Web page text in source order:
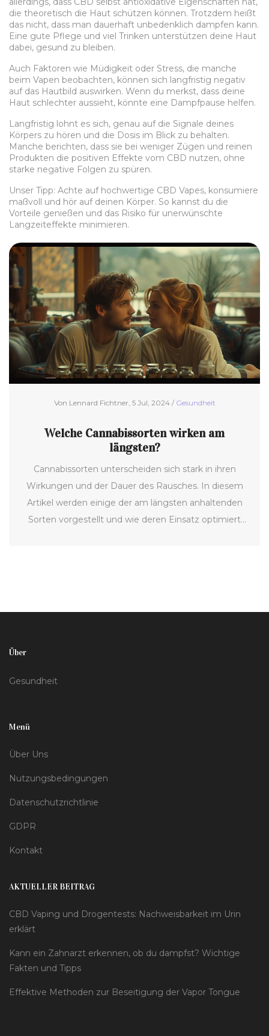
die theoretisch die Haut schützen können. Trotzdem heißt
das nicht, dass man dauerhaft unbedenklich dampfen kann.
Eine gute Pflege und viel Trinken unterstützen deine Haut
dabei, gesund zu bleiben.
Auch Faktoren wie Müdigkeit oder Stress, die manche
beim Vapen beobachten, können sich langfristig negativ
auf das Hautbild auswirken. Wenn du merkst, dass deine
Haut schlechter aussieht, könnte eine Dampfpause helfen.
Langfristig lohnt es sich, genau auf die Signale deines
Körpers zu hören und die Dosis im Blick zu behalten.
Manche berichten, dass sie bei weniger Zügen und reinen
Produkten die positiven Effekte vom CBD nutzen, ohne
starke negative Folgen zu spüren.
Unser Tipp: Achte auf hochwertige CBD Vapes, konsumiere
maßvoll und hör auf deinen Körper. So kannst du die
Vorteile genießen und das Risiko für unerwünschte
Langzeiteffekte minimieren.
Von Lennard Fichtner, 5 Jul, 2024 / Gesundheit
Welche Cannabissorten wirken am
längsten?
Cannabissorten unterscheiden sich stark in ihren
Wirkungen und der Dauer des Rausches. In diesem
Artikel werden einige der am längsten anhaltenden
Sorten vorgestellt und wie deren Einsatz optimiert
Über
Gesundheit
Menü
Über Uns
Nutzungsbedingungen
Datenschutzrichtlinie
GDPR
Kontakt
AKTUELLER BEITRAG
CBD Vaping und Drogentests: Nachweisbarkeit im Urin
erklärt
Kann ein Zahnarzt erkennen, ob du dampfst? Wichtige
Fakten und Tipps
Effektive Methoden zur Beseitigung der Vapor Tongue